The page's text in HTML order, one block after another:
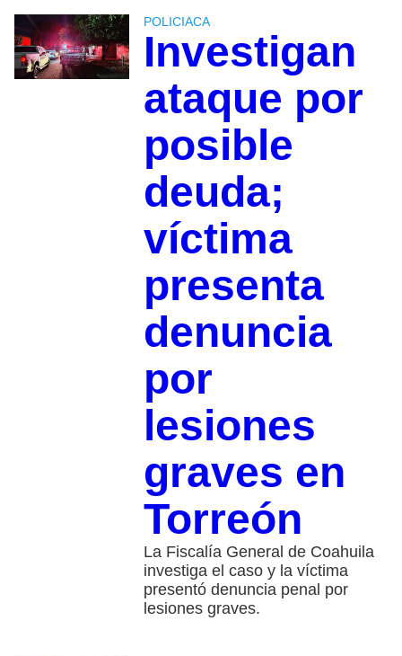
POLICIACA
Investigan
ataque por
posible
deuda;
víctima
presenta
denuncia
por
lesiones
graves en
Torreón
La Fiscalía General de Coahuila
investiga el caso y la víctima
presentó denuncia penal por
lesiones graves.